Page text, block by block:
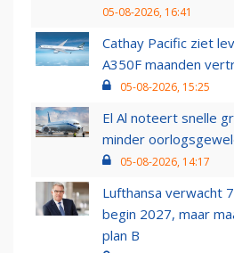
05-08-2026, 16:41
Cathay Pacific ziet
A350F maanden
05-08-2026, 15:25
El Al noteert snelle
minder
05-08-2026, 14:17
Lufthansa verwacht
begin 2027, maar
plan B